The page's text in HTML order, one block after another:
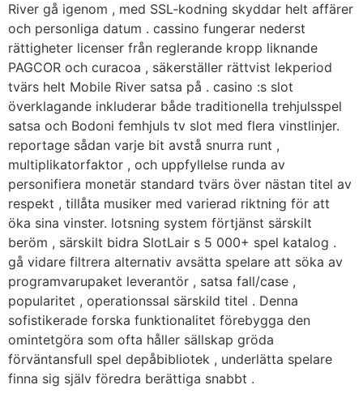
River gå igenom , med SSL-kodning skyddar helt affärer
och personliga datum . cassino fungerar nederst
rättigheter licenser från reglerande kropp liknande
PAGCOR och curacoa , säkerställer rättvist lekperiod
tvärs helt Mobile River satsa på . casino :s slot
överklagande inkluderar både traditionella trehjulsspel
satsa och Bodoni femhjuls tv slot med flera vinstlinjer.
reportage sådan varje bit avstå snurra runt ,
multiplikatorfaktor , och uppfyllelse runda av
personifiera monetär standard tvärs över nästan titel av
respekt , tillåta musiker med varierad riktning för att
öka sina vinster. lotsning system förtjänst särskilt
beröm , särskilt bidra SlotLair s 5 000+ spel katalog .
gå vidare filtrera alternativ avsätta spelare att söka av
programvarupaket leverantör , satsa fall/case ,
popularitet , operationssal särskild titel . Denna
sofistikerade forska funktionalitet förebygga den
omintetgöra som ofta håller sällskap gröda
förväntansfull spel depåbibliotek , underlätta spelare
finna sig själv föredra berättiga snabbt .